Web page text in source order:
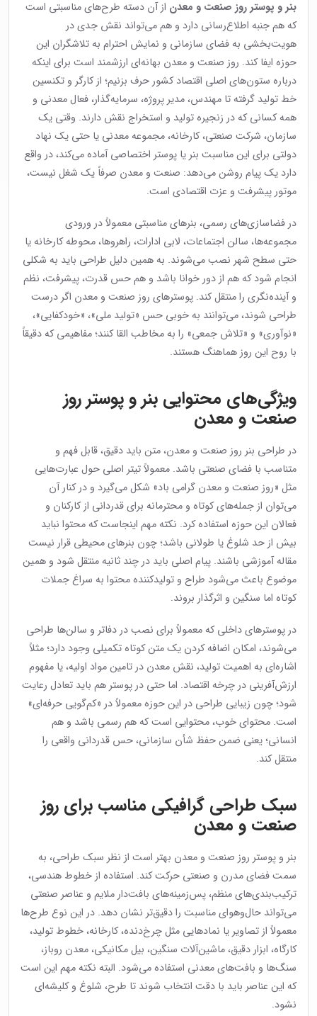
بنر و پوستر روز صنعت و معدن از آن دسته طرح‌های مناسبتی است
که هم جنبه اطلاع‌رسانی دارد و هم می‌تواند نقش جدی در
هویت‌بخشی به فضای سازمانی و نمایش احترام به تلاشگران این
حوزه ایفا کند. روز صنعت و معدن بهانه‌ای ارزشمند است برای اینکه
درباره ستون‌های اصلی اقتصاد کشور حرف بزنیم؛ از کارگر و تکنسین
خط تولید گرفته تا مهندس، مدیر پروژه، سرمایه‌گذار، فعال معدنی و
همه کسانی که در زنجیره تولید و استخراج نقش دارند. وقتی یک
سازمان، شرکت صنعتی، کارخانه، مجموعه معدنی یا حتی یک نهاد
دولتی برای این مناسبت بنر یا پوستر اختصاصی آماده می‌کند، در واقع
دارد یک پیام روشن می‌دهد: صنعت و معدن صرفاً یک شغل نیست،
موتور پیشرفت و عزت اقتصادی است.
در فضاسازی‌های رسمی، بنرهای مناسبتی معمولاً در ورودی
مجموعه‌ها، سالن اجتماعات، لابی ادارات، راهروها، محوطه کارخانه یا
حتی سطح شهر نصب می‌شوند. به همین دلیل طراحی باید به شکلی
انجام شود که هم از دور خوانا باشد و هم حس قدرت، پیشرفت، نظم
و آینده‌نگری را منتقل کند. پوسترهای روز صنعت و معدن اگر درست
طراحی شوند، می‌توانند به خوبی حس «تولید ملی»، «خودکفایی»،
«نوآوری» و «تلاش جمعی» را به مخاطب القا کنند؛ مفاهیمی که دقیقاً
با روح این روز هماهنگ هستند.
ویژگی‌های محتوایی بنر و پوستر روز
صنعت و معدن
در طراحی بنر روز صنعت و معدن، متن باید دقیق، قابل فهم و
متناسب با فضای صنعتی باشد. معمولاً تیتر اصلی حول عبارت‌هایی
مثل «روز صنعت و معدن گرامی باد» شکل می‌گیرد و در کنار آن
می‌توان از جمله‌های کوتاه و محترمانه برای قدردانی از کارکنان و
فعالان این حوزه استفاده کرد. نکته مهم اینجاست که محتوا نباید
بیش از حد شلوغ یا طولانی باشد؛ چون بنرهای محیطی قرار نیست
مقاله آموزشی باشند. پیام اصلی باید در چند ثانیه منتقل شود و همین
موضوع باعث می‌شود طراح و تولیدکننده محتوا به سراغ جملات
کوتاه اما سنگین و اثرگذار بروند.
در پوسترهای داخلی که معمولاً برای نصب در دفاتر و سالن‌ها طراحی
می‌شوند، امکان اضافه کردن یک متن کوتاه تکمیلی وجود دارد؛ مثلاً
اشاره‌ای به اهمیت تولید، نقش معدن در تامین مواد اولیه، یا مفهوم
ارزش‌آفرینی در چرخه اقتصاد. اما حتی در پوستر هم باید تعادل رعایت
شود؛ چون زیبایی طراحی در این حوزه معمولاً در «کم‌گویی حرفه‌ای»
است. محتوای خوب، محتوایی است که هم رسمی باشد و هم
انسانی؛ یعنی ضمن حفظ شأن سازمانی، حس قدردانی واقعی را
منتقل کند.
سبک طراحی گرافیکی مناسب برای روز
صنعت و معدن
بنر و پوستر روز صنعت و معدن بهتر است از نظر سبک طراحی، به
سمت فضای مدرن و صنعتی حرکت کند. استفاده از خطوط هندسی،
ترکیب‌بندی‌های منظم، پس‌زمینه‌های بافت‌دار ملایم و عناصر صنعتی
می‌تواند حال‌وهوای مناسبت را دقیق‌تر نشان دهد. در این نوع طرح‌ها
معمولاً از تصاویر یا نمادهایی مثل چرخ‌دنده، کارخانه، خطوط تولید،
کارگاه، ابزار دقیق، ماشین‌آلات سنگین، بیل مکانیکی، معدن روباز،
سنگ‌ها و بافت‌های معدنی استفاده می‌شود. البته نکته مهم این است
که این عناصر باید با دقت انتخاب شوند تا طرح، شلوغ و کلیشه‌ای
نشود.